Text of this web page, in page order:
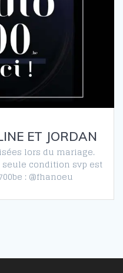
ET JORDAN
lors du mariage.
seule condition svp est
: @fhanoeu